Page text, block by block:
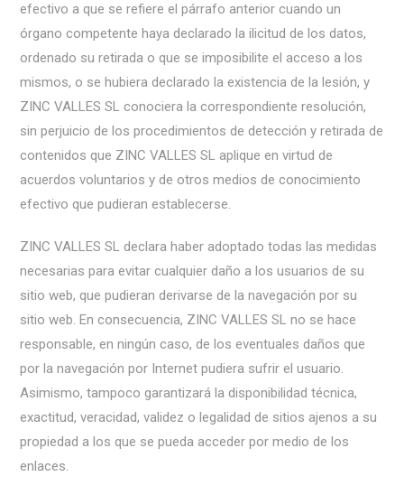
efectivo a que se refiere el párrafo anterior cuando un
órgano competente haya declarado la ilicitud de los datos,
ordenado su retirada o que se imposibilite el acceso a los
mismos, o se hubiera declarado la existencia de la lesión, y
ZINC VALLES SL conociera la correspondiente resolución,
sin perjuicio de los procedimientos de detección y retirada de
contenidos que ZINC VALLES SL aplique en virtud de
acuerdos voluntarios y de otros medios de conocimiento
efectivo que pudieran establecerse.
ZINC VALLES SL declara haber adoptado todas las medidas
necesarias para evitar cualquier daño a los usuarios de su
sitio web, que pudieran derivarse de la navegación por su
sitio web. En consecuencia, ZINC VALLES SL no se hace
responsable, en ningún caso, de los eventuales daños que
por la navegación por Internet pudiera sufrir el usuario.
Asimismo, tampoco garantizará la disponibilidad técnica,
exactitud, veracidad, validez o legalidad de sitios ajenos a su
propiedad a los que se pueda acceder por medio de los
enlaces.